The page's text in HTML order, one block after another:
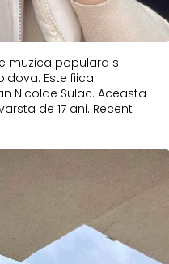
muzica populara si
Este fiica
Nicolae Sulac. Aceasta
de 17 ani. Recent